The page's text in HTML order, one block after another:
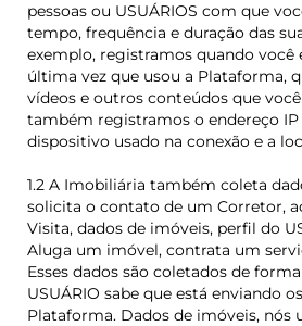
pessoas ou USUÁRIOS com que
tempo, frequência e duração das
exemplo, registramos quando você
última vez que usou a Plataforma,
vídeos e outros conteúdos que
também registramos o endereço IP
dispositivo usado na conexão e a
1.2 A Imobiliária também coleta
solicita o contato de um Corretor,
Visita, dados de imóveis, perfil do
Aluga um imóvel, contrata um
Esses dados são coletados de
USUÁRIO sabe que está enviando
Plataforma. Dados de imóveis, nós